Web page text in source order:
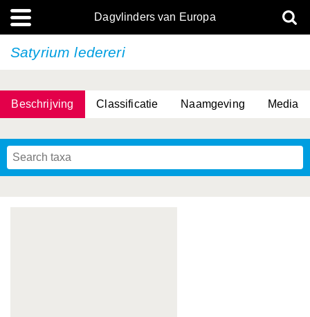
Dagvlinders van Europa
Satyrium ledereri
Beschrijving Classificatie Naamgeving Media